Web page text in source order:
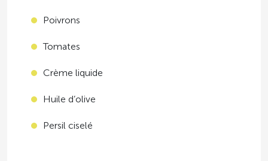
Poivrons
Tomates
Crème liquide
Huile d’olive
Persil ciselé